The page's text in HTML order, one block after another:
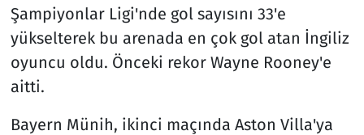
Şampiyonlar Ligi'nde gol sayısını 33'e
yükselterek bu arenada en çok gol atan İngiliz
oyuncu oldu. Önceki rekor Wayne Rooney'e
aitti.
Bayern Münih, ikinci maçında Aston Villa'ya